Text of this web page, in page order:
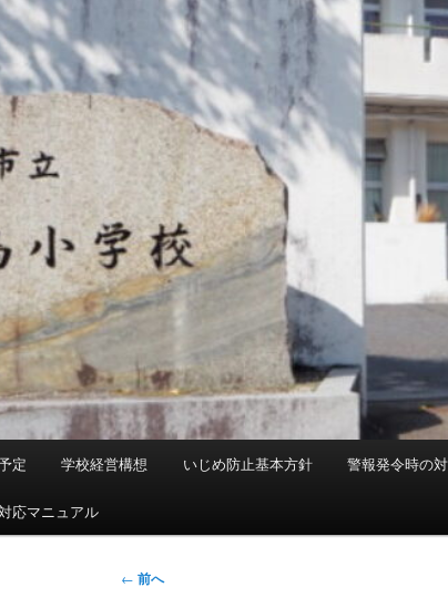
定 学校経営構想 いじめ防止基本方針 警報発令時の
応マニュアル
投
← 前へ